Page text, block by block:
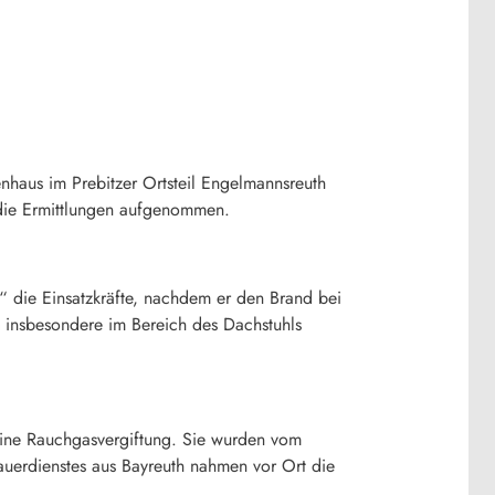
im Prebitzer Ortsteil Engelmannsreuth
Ermittlungen aufgenommen.
Einsatzkräfte, nachdem er den Brand bei
im Bereich des Dachstuhls
Rauchgasvergiftung. Sie wurden vom
aus Bayreuth nahmen vor Ort die